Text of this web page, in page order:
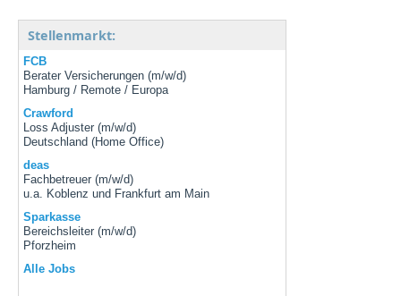
Stellenmarkt:
FCB
Berater Versicherungen (m/w/d)
Hamburg / Remote / Europa
Crawford
Loss Adjuster (m/w/d)
Deutschland (Home Office)
deas
Fachbetreuer (m/w/d)
u.a. Koblenz und Frankfurt am Main
Sparkasse
Bereichsleiter (m/w/d)
Pforzheim
Alle Jobs